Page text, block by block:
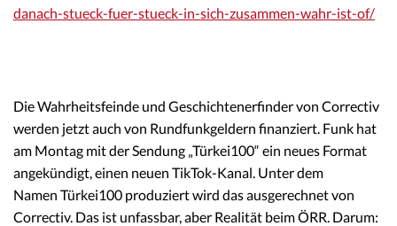
danach-stueck-fuer-stueck-in-sich-zusammen-wahr-ist-of/
Die Wahrheitsfeinde und Geschichtenerfinder von Correctiv
werden jetzt auch von Rundfunkgeldern finanziert. Funk hat
am Montag mit der Sendung „Türkei100“ ein neues Format
angekündigt, einen neuen TikTok-Kanal. Unter dem
Namen Türkei100 produziert wird das ausgerechnet von
Correctiv. Das ist unfassbar, aber Realität beim ÖRR. Darum: